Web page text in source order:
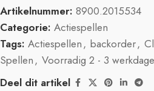
Artikelnummer: 8900.2015534
Categorie: Actiespellen
Tags: Actiespellen, backorder,
Spellen, Voorradig 2 - 3
Deel dit artikel